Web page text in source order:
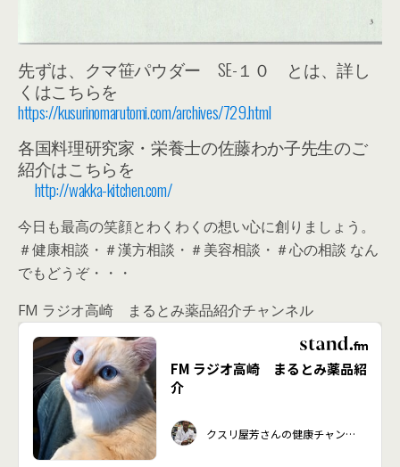
先ずは、クマ笹パウダー SE-１０ とは、詳し
くはこちらを
https://kusurinomarutomi.com/archives/729.html
各国料理研究家・栄養士の佐藤わか子先生のご
紹介はこちらを
http://wakka-kitchen.com/
今日も最高の笑顔とわくわくの想い心に創りましょう。
＃健康相談・＃漢方相談・＃美容相談・＃心の相談 なん
でもどうぞ・・・
FM ラジオ高崎 まるとみ薬品紹介チャンネル